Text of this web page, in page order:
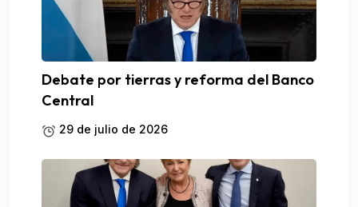
Debate por tierras y reforma del Banco
Central
29 de julio de 2026